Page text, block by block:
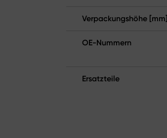
Verpackungshöhe [mm]
OE-Nummern
Ersatzteile